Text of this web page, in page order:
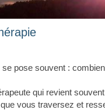
se pose souvent :
qui revient
vous traversez et